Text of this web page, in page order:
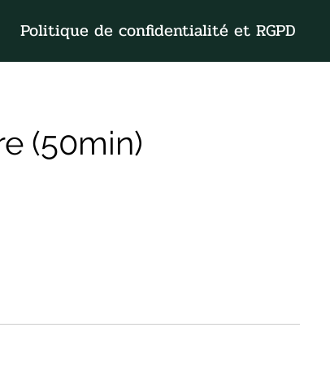
Politique de confidentialité et RGPD
(50min)